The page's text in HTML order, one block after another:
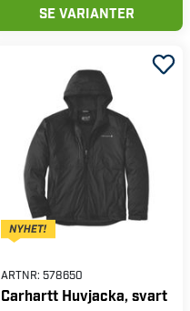
SE VARIANTER
ARTNR: 578650
Carhartt Huvjacka, svart